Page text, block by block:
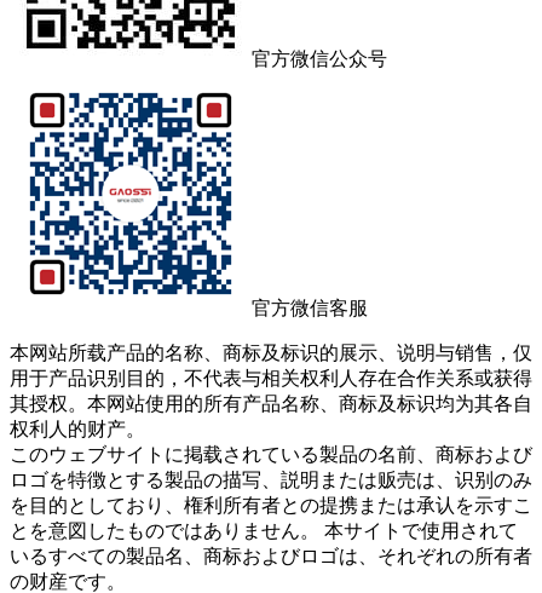
官方微信公众号
官方微信客服
本网站所载产品的名称、商标及标识的展示、说明与销售，仅
用于产品识别目的，不代表与相关权利人存在合作关系或获得
其授权。本网站使用的所有产品名称、商标及标识均为其各自
权利人的财产。
このウェブサイトに掲载されている製品の名前、商标および
ロゴを特徴とする製品の描写、説明または贩売は、识别のみ
を目的としており、権利所有者との提携または承认を示すこ
とを意図したものではありません。 本サイトで使用されて
いるすべての製品名、商标およびロゴは、それぞれの所有者
の财産です。